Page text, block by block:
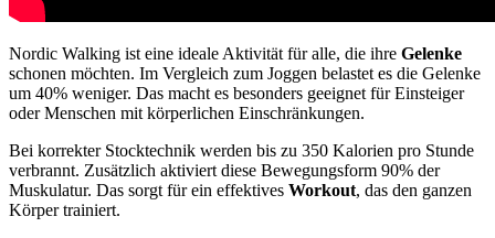
Nordic Walking ist eine ideale Aktivität für alle, die ihre Gelenke
schonen möchten. Im Vergleich zum Joggen belastet es die Gelenke
um 40% weniger. Das macht es besonders geeignet für Einsteiger
oder Menschen mit körperlichen Einschränkungen.
Bei korrekter Stocktechnik werden bis zu 350 Kalorien pro Stunde
verbrannt. Zusätzlich aktiviert diese Bewegungsform 90% der
Muskulatur. Das sorgt für ein effektives Workout, das den ganzen
Körper trainiert.